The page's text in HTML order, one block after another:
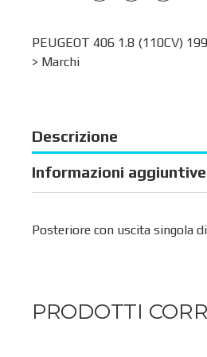
PEUGEOT 406 1.8 (110CV)
> Marchi
Descrizione
Informazioni aggiuntive
Posteriore con uscita singola
PRODOTTI